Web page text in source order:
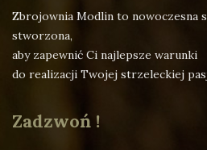
Zbrojownia Modlin to nowoczesna
stworzona,
aby zapewnić Ci najlepsze warunki
do realizacji Twojej strzeleckiej
Zadzwoń !